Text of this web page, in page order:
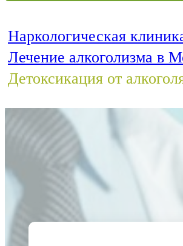
Наркологическая
Лечение алкоголизма в
Детоксикация от